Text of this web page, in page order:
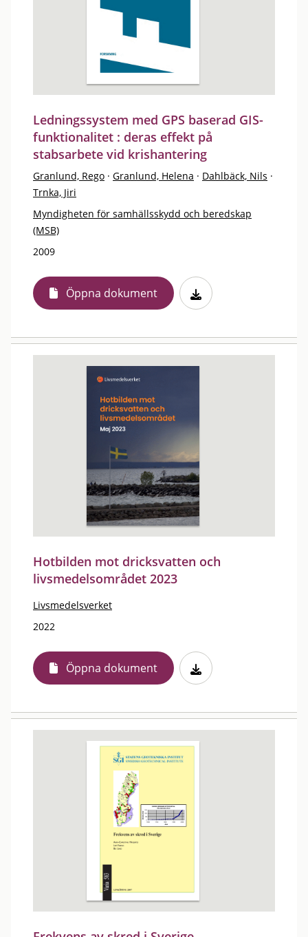
Ledningssystem med GPS baserad GIS-
funktionalitet : deras effekt på
stabsarbete vid krishantering
Granlund, Rego · Granlund, Helena · Dahlbäck, Nils ·
Trnka, Jiri
Myndigheten för samhällsskydd och beredskap
(MSB)
2009
Öppna dokument
Hotbilden mot dricksvatten och
livsmedelsområdet 2023
Livsmedelsverket
2022
Öppna dokument